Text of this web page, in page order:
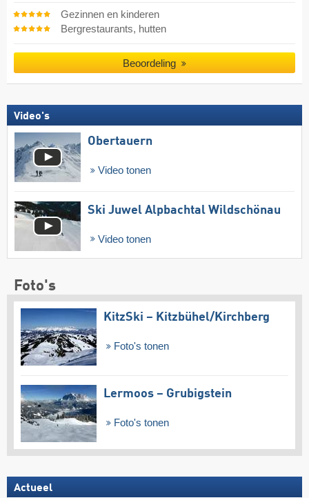
Gezinnen en kinderen
Bergrestaurants, hutten
Beoordeling
Video's
Obertauern
Video tonen
Ski Juwel Alpbachtal Wildschönau
Video tonen
Foto's
KitzSki – Kitzbühel/​Kirchberg
Foto's tonen
Lermoos – Grubigstein
Foto's tonen
Actueel